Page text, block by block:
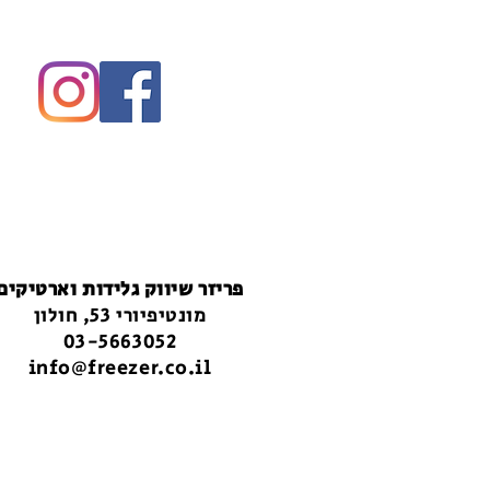
פריזר שיווק גלידות
מונטיפיורי 53, חולון
03-5663052
info@freezer.co.il